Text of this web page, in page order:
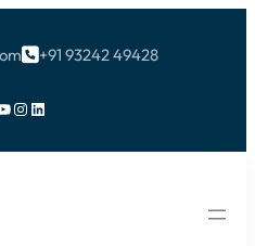
+91 93242 49428
Instagram LinkedIn